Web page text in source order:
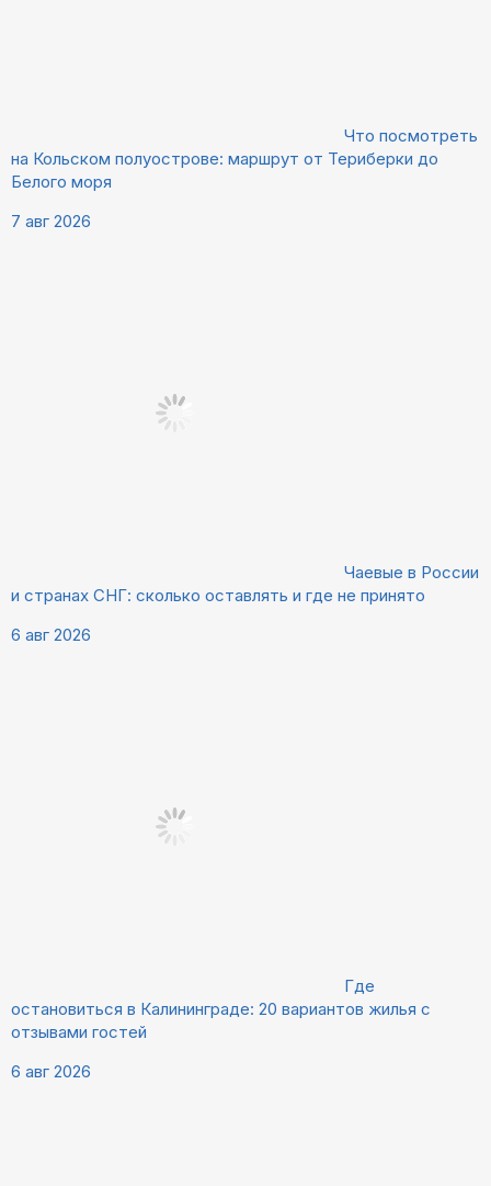
Что посмотреть
на Кольском полуострове: маршрут от Териберки до
Белого моря
7 авг 2026
Чаевые в России
и странах СНГ: сколько оставлять и где не принято
6 авг 2026
Где
остановиться в Калининграде: 20 вариантов жилья с
отзывами гостей
6 авг 2026